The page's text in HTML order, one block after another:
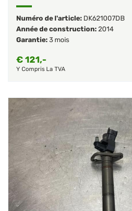
Numéro de l'article: DK621007DB
Année de construction:2014
Garantie:3 mois
€121,-
Y Compris La TVA